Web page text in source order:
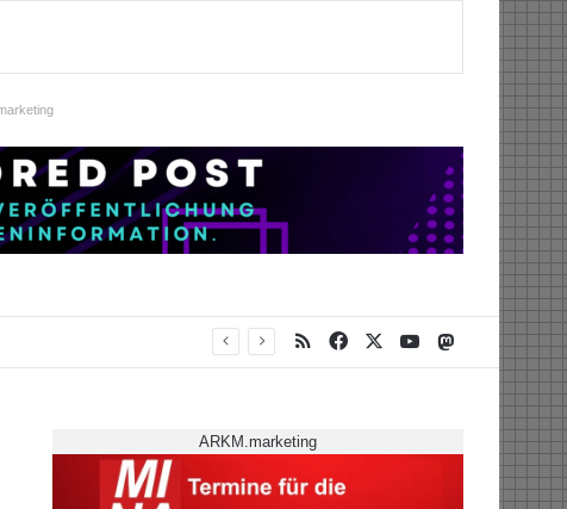
RSS Facebook YouTubeMastodon
ARKM.marketing